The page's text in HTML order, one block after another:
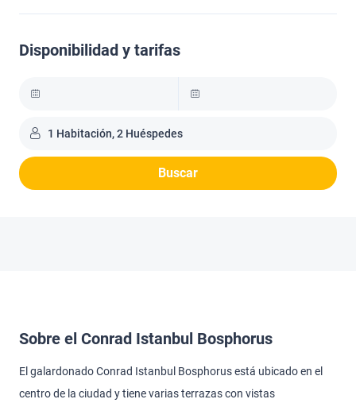
Disponibilidad y tarifas
1 Habitación, 2 Huéspedes
Buscar
Sobre el Conrad Istanbul Bosphorus
El galardonado Conrad Istanbul Bosphorus está ubicado en el
centro de la ciudad y tiene varias terrazas con vistas